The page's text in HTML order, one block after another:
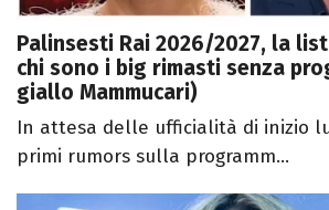
Palinsesti Rai 2026/2027, la
chi sono i big rimasti senza
giallo Mammucari)
In attesa delle ufficialità di inizio
primi rumors sulla programm...